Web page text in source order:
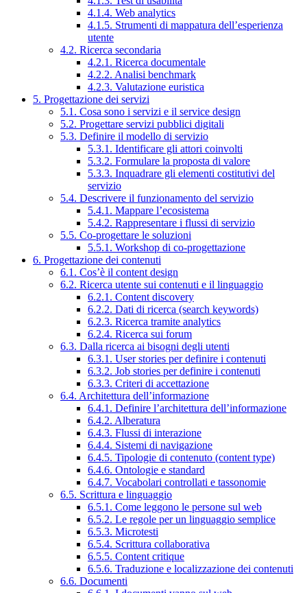
4.1.4. Web analytics
4.1.5. Strumenti di mappatura dell’esperienza
utente
4.2. Ricerca secondaria
4.2.1. Ricerca documentale
4.2.2. Analisi benchmark
4.2.3. Valutazione euristica
5. Progettazione dei servizi
5.1. Cosa sono i servizi e il service design
5.2. Progettare servizi pubblici digitali
5.3. Definire il modello di servizio
5.3.1. Identificare gli attori coinvolti
5.3.2. Formulare la proposta di valore
5.3.3. Inquadrare gli elementi costitutivi del
servizio
5.4. Descrivere il funzionamento del servizio
5.4.1. Mappare l’ecosistema
5.4.2. Rappresentare i flussi di servizio
5.5. Co-progettare le soluzioni
5.5.1. Workshop di co-progettazione
6. Progettazione dei contenuti
6.1. Cos’è il content design
6.2. Ricerca utente sui contenuti e il linguaggio
6.2.1. Content discovery
6.2.2. Dati di ricerca (search keywords)
6.2.3. Ricerca tramite analytics
6.2.4. Ricerca sui forum
6.3. Dalla ricerca ai bisogni degli utenti
6.3.1. User stories per definire i contenuti
6.3.2. Job stories per definire i contenuti
6.3.3. Criteri di accettazione
6.4. Architettura dell’informazione
6.4.1. Definire l’architettura dell’informazione
6.4.2. Alberatura
6.4.3. Flussi di interazione
6.4.4. Sistemi di navigazione
6.4.5. Tipologie di contenuto (content type)
6.4.6. Ontologie e standard
6.4.7. Vocabolari controllati e tassonomie
6.5. Scrittura e linguaggio
6.5.1. Come leggono le persone sul web
6.5.2. Le regole per un linguaggio semplice
6.5.3. Microtesti
6.5.4. Scrittura collaborativa
6.5.5. Content critique
6.5.6. Traduzione e localizzazione dei contenuti
6.6. Documenti